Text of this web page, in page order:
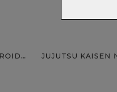
JUJUTSU KAISEN NENDOROID...